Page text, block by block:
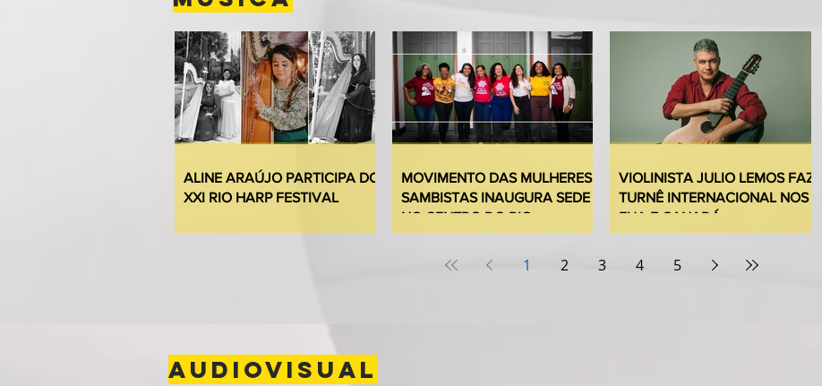
ALINE ARAÚJO PARTICIPA DO
XXI RIO HARP FESTIVAL
MOVIMENTO DAS MULHERES
SAMBISTAS INAUGURA SEDE
NO CENTRO DO RIO
VIOLINISTA JULIO LEMOS FAZ
TURNÊ INTERNACIONAL NOS
EUA E CANADÁ
1 2 3 4 5
AUDIOVISUAL